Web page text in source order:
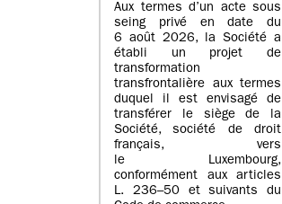
Aux termes d’un acte sous
seing privé en date du
6 août 2026, la Société a
établi un projet de
transformation
transfrontalière aux termes
duquel il est envisagé de
transférer le siège de la
Société, société de droit
français, vers
le Luxembourg,
conformément aux articles
L. 236–50 et suivants du